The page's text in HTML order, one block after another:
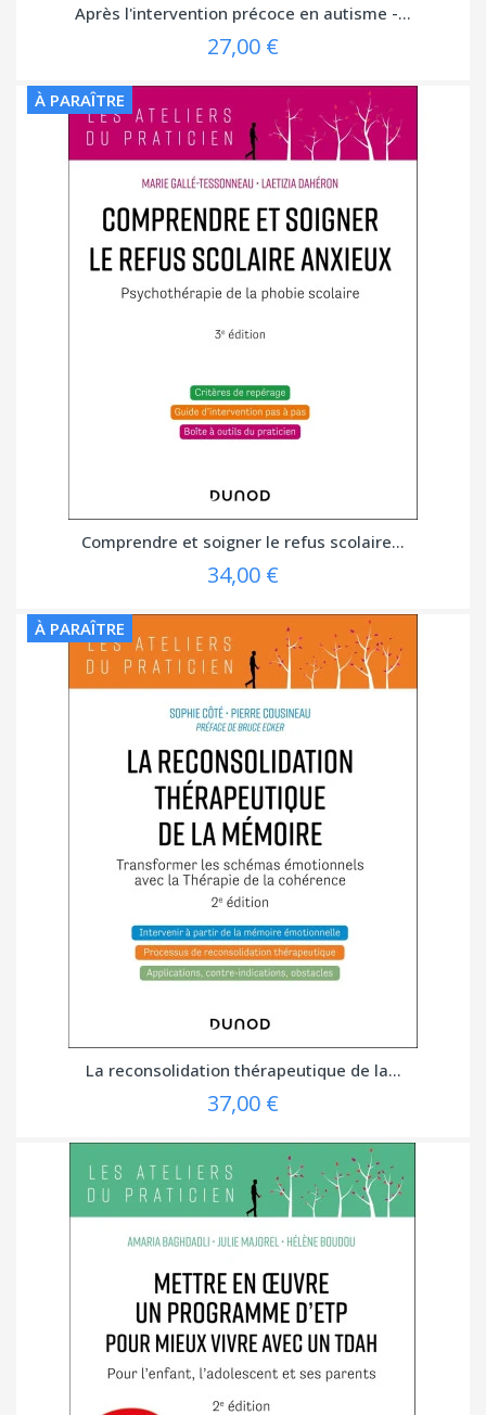
Après l'intervention précoce en autisme -...
27,00 €
À PARAÎTRE
Comprendre et soigner le refus scolaire...
34,00 €
À PARAÎTRE
La reconsolidation thérapeutique de la...
37,00 €